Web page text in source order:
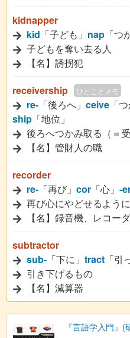
kidnapper
kid 「子ども」 nap 「つ
子どもを奪い去る人
【名】誘拐犯
receivership
ひとことメモ
re- 「後ろへ」 ceive 「
ship 「地位」
後ろへつかみ取る（＝
【名】管財人の職
recorder
re- 「再び」 cor 「心」 -
再び心にやどせるよう
【名】録音機、レコー
subtractor
sub- 「下に」 tract 「引
引き下げるもの
【名】減算器
『言語学入門』(